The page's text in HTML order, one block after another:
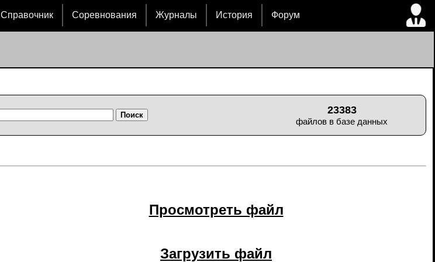
Справочник Соревнования Журналы История Форум
23383
файлов в базе данных
Просмотреть файл
Загрузить файл